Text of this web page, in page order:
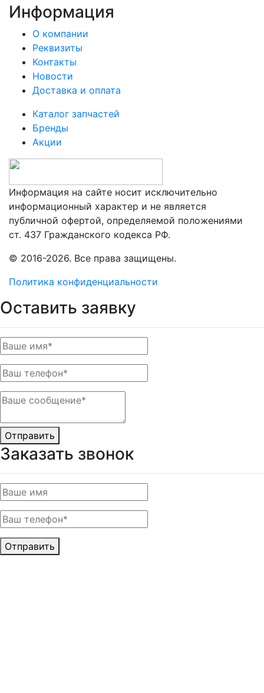
Информация на сайте носит исключительно
информационный характер и не является
публичной офертой, определяемой положениями
ст. 437 Гражданского кодекса РФ.
Информация
О компании
Реквизиты
Контакты
Новости
Доставка и оплата
Каталог запчастей
Бренды
Акции
© 2016-2026. Все права защищены.
Политика конфиденциальности
Оставить заявку
Отправить
Заказать звонок
Отправить